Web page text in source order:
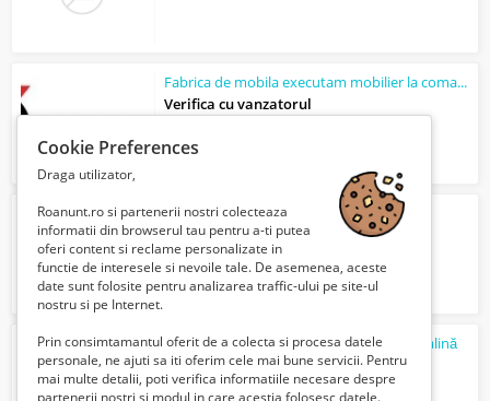
Fabrica de mobila executam mobilier la comanda
Verifica cu vanzatorul
Model online cu sau fara experienta
3000 Euro €
Vrei un sport diferit, cool și plin de adrenalină
Gratuit
Cookie Preferences
Draga utilizator,
Roanunt.ro si partenerii nostri colecteaza
informatii din browserul tau pentru a-ti putea
oferi content si reclame personalizate in
functie de interesele si nevoile tale. De asemenea, aceste
date sunt folosite pentru analizarea traffic-ului pe site-ul
nostru si pe Internet.
Prin consimtamantul oferit de a colecta si procesa datele
personale, ne ajuti sa iti oferim cele mai bune servicii. Pentru
mai multe detalii, poti verifica informatiile necesare despre
partenerii nostri si modul in care acestia folosesc datele.